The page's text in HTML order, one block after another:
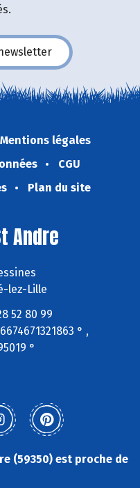
Mentions légales
CGU
Plan du site
Andre
lez-Lille
52 80 99
° ,
°
(59350) est proche de